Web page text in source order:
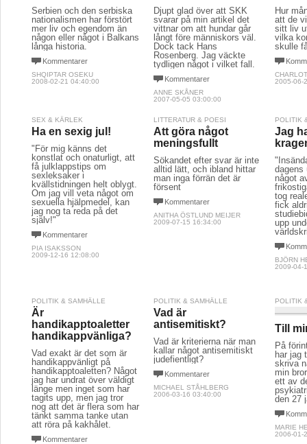
Serbien och den serbiska
nationalismen har förstört
mer liv och egendom än
någon eller något i Balkans
långa historia.
Kommentarer
SHQIPTAR OSEKU
2008-02-21 04:40:00
Djupt glad över att SKK
svarar på min artikel det
vittnar om att hundar går
långt före människors väl.
Dock tack Hans
Rosenberg. Jag väckte
tydligen något i vilket fall.
Kommentarer
ANNE SKÅNER
2007-05-05 03:00:00
Hur
att de
sitt liv
vilka
skulle
2005-06-
SEX & KÄRLEK
Ha en sexig jul!
"För mig känns det
konstlat och onaturligt, att
få julklappstips om
sexleksaker i
kvällstidningen helt oblygt.
Om jag vill veta något om
sexuella hjälpmedel, kan
jag nog ta reda på det
själv!"
Kommentarer
PIA ISAKSSON
2009-12-16 12:08:00
LITTERATUR & POESI
Att göra något
meningsfullt
Sökandet efter svar är inte
alltid lätt, och ibland hittar
man inga förrän det är
försent
Kommentarer
ANITHA ÖSTLUND MEIJER
2009-07-15 16:34:00
POLITIK
Jag
dagens
något
tog
fick
upp
BJÖRN
2009-04-
POLITIK & SAMHÄLLE
Är
handikapptoaletter
handikappvänliga?
Vad exakt är det som är
handikappvänligt på
handikapptoaletten? Något
jag har undrat över väldigt
länge men inget som har
tagits upp, men jag tror
nog att det är flera som har
tänkt samma tanke utan
att röra på kakhålet.
Kommentarer
POLITIK & SAMHÄLLE
Vad är
antisemitiskt?
Vad är kriterierna när man
kallar något antisemitiskt
judefientligt?
Kommentarer
MICHAEL STÅHLBERG
2006-03-16 03:40:00
POLITIK
Till
På
har jag
skriva
min
ett av
den 27
MARIE
2006-01-